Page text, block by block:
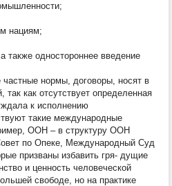
нациям;
также одностороннее введение
нормы, договоры, носят в
как отсутствует определенная
к исполнению
такие международные
ООН – в структуру ООН
по Опеке, Международный Суд
призваны избавить гря- дущие
и ценность человеческой
свободе, но на практике